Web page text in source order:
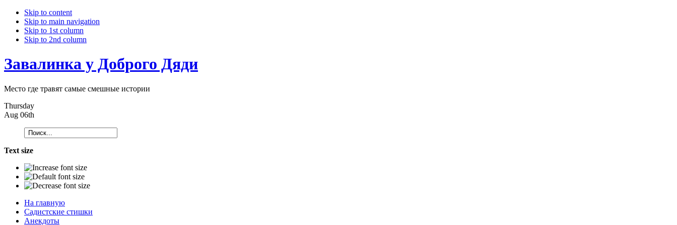
Skip to content
Skip to main navigation
Skip to 1st column
Skip to 2nd column
Завалинка у Доброго Дяди
Место где травят самые смешные истории
Thursday
Aug 06th
Text size
На главную
Садистские стишки
Анекдоты